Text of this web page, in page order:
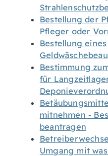
Bestellung der
Pfleger oder
Bestellung eines
Bestimmung
für
mitnehmen -
beantragen
Umgang mit